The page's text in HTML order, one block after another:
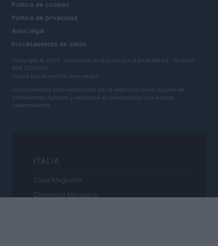
Politica de cookies
Política de privacidad
Aviso legal
Procesamiento de datos
Copyright © 2026 · Publicado en España por AdHub Media - Numero
REA 2729933
Todos los derechos reservados
Los contenidos están elaborados por la redacción con el soporte de
herramientas digitales y realizados en colaboración con autores
independientes.
ITALIA
Casa Magazine
Cineverse Magazine